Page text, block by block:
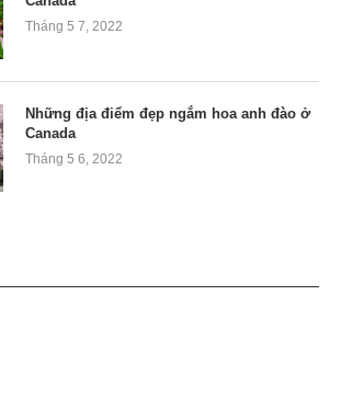
Tháng 5 7, 2022
Những địa điểm đẹp ngắm hoa anh đào ở
Canada
Tháng 5 6, 2022